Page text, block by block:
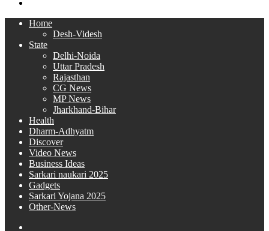
Home
Desh-Videsh
State
Delhi-Noida
Uttar Pradesh
Rajasthan
CG News
MP News
Jharkhand-Bihar
Health
Dharm-Adhyatm
Discover
Video News
Business Ideas
Sarkari naukari 2025
Gadgets
Sarkari Yojana 2025
Other-News